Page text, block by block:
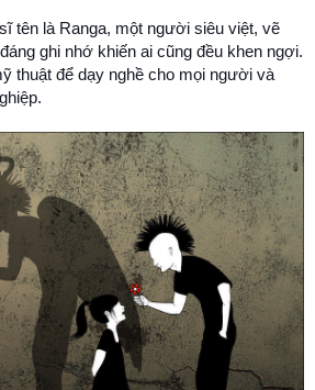
tên là Ranga, một người siêu việt, vẽ
ghi nhớ khiến ai cũng đều khen ngợi.
thuật để dạy nghề cho mọi người và